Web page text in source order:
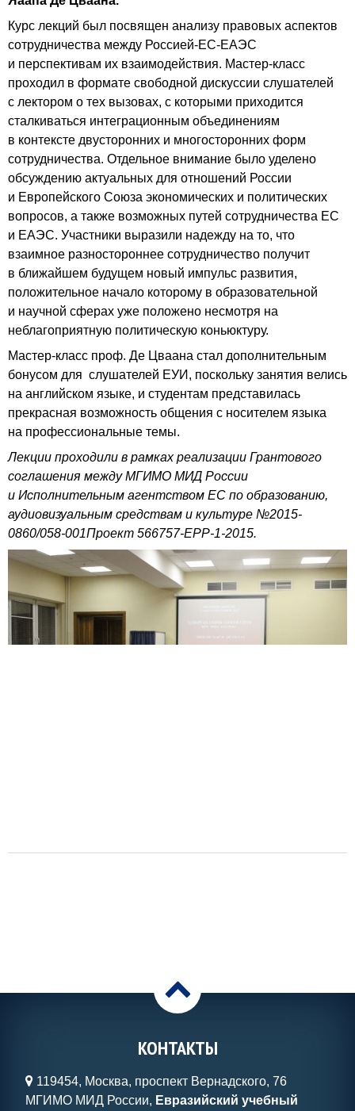
Курс лекций был посвящен анализу правовых аспектов
сотрудничества между Россией-ЕС-ЕАЭС
и перспективам их взаимодействия. Мастер-класс
проходил в формате свободной дискуссии слушателей
с лектором о тех вызовах, с которыми приходится
сталкиваться интеграционным объединениям
в контексте двусторонних и многосторонних форм
сотрудничества. Отдельное внимание было уделено
обсуждению актуальных для отношений России
и Европейского Союза экономических и политических
вопросов, а также возможных путей сотрудничества ЕС
и ЕАЭС. Участники выразили надежду на то, что
взаимное разностороннее сотрудничество получит
в ближайшем будущем новый импульс развития,
положительное начало которому в образовательной
и научной сферах уже положено несмотря на
неблагоприятную политическую коньюктуру.
Мастер-класс проф. Де Цваана стал дополнительным
бонусом для слушателей ЕУИ, поскольку занятия велись
на английском языке, и студентам представилась
прекрасная возможность общения с носителем языка
на профессиональные темы.
Лекции проходили в рамках реализации Грантового
соглашения между МГИМО МИД России
и Исполнительным агентством ЕС по образованию,
аудиовизуальным средствам и культуре №2015-
0860/058-001Проект 566757-ЕРР-1-2015.
>
КОНТАКТЫ
119454, Москва, проспект Вернадского, 76
МГИМО МИД России, Евразийский учебный